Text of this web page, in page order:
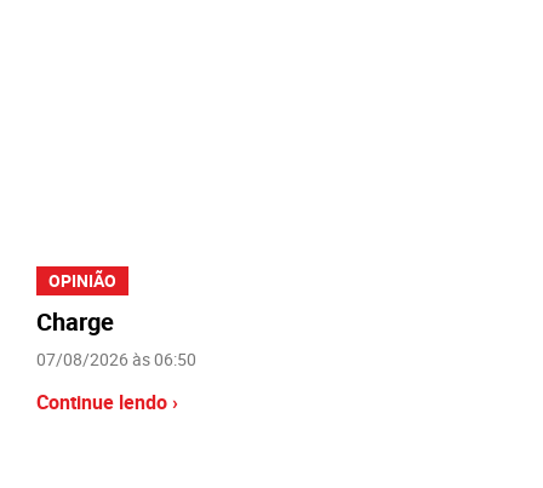
OPINIÃO
Charge
07/08/2026 às 06:50
Continue lendo ›